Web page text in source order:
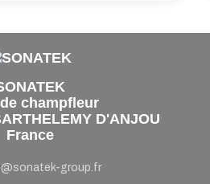
champfleur
D'ANJOU
France
group.fr